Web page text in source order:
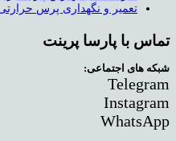
تعمیر و نگهداری پرس
تماس با پارسا پرینت
شبکه های اجتماعی:
Telegram
Instagram
WhatsApp